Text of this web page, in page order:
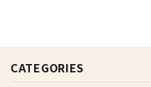
CATEGORIES